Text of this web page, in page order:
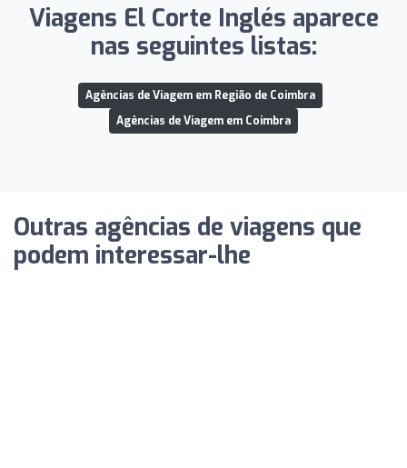
Viagens El Corte Inglés aparece
nas seguintes listas:
Agências de Viagem em Região de Coimbra
Agências de Viagem em Coimbra
Outras agências de viagens que
podem interessar-lhe